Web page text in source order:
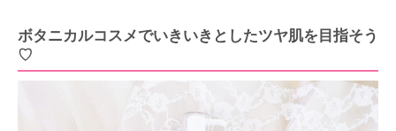
ボタニカルコスメでいきいきとしたツヤ肌を目指そう
♡